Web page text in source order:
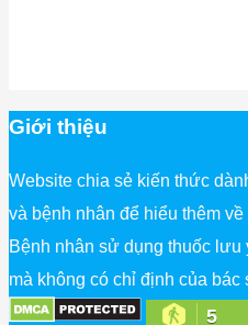
Giới thiệu
Website chia sẻ kiến thức
và bệnh nhân để hiểu thêm
Bệnh nhân sử dụng thuốc
mà không có chỉ định của bác
5